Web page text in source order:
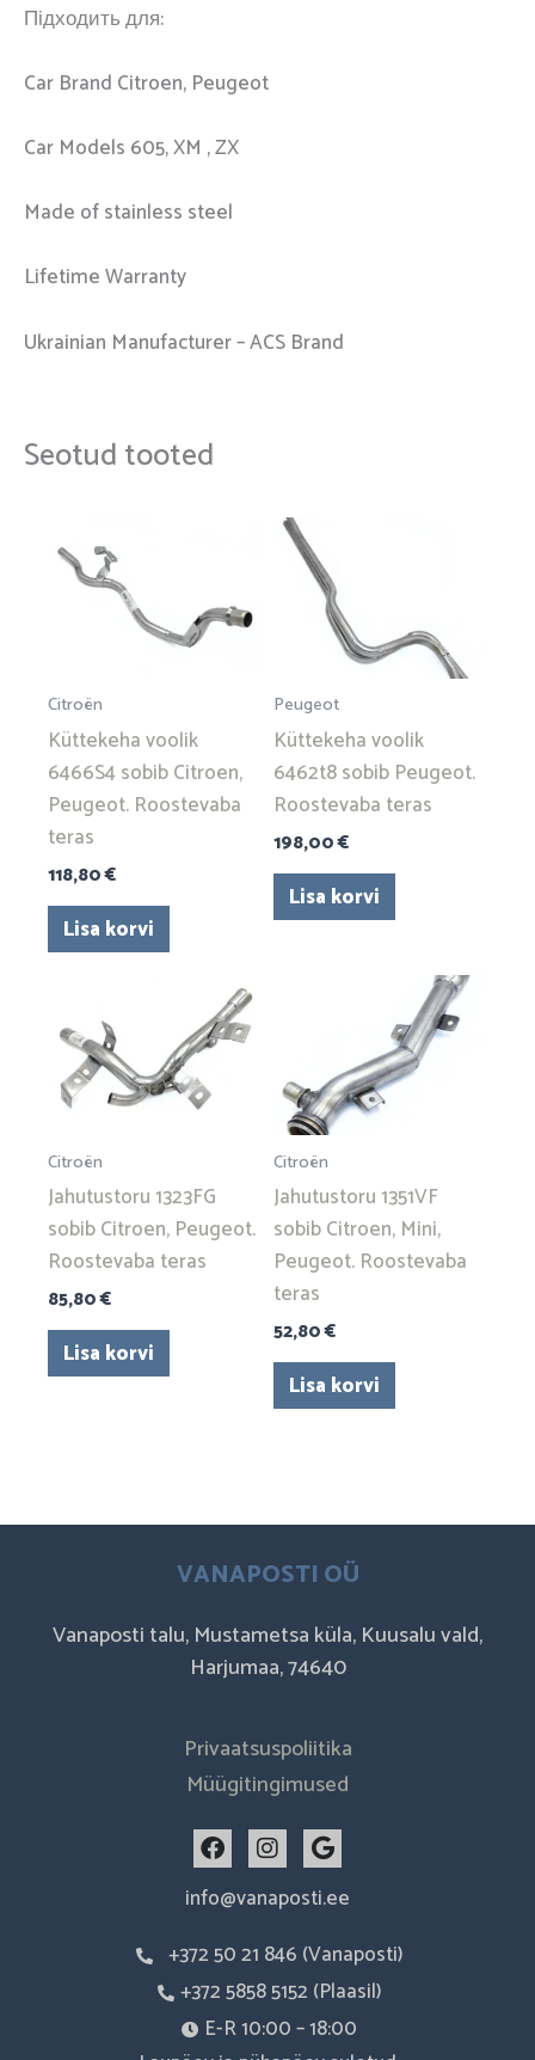
Підходить для:
Car Brand Citroen, Peugeot
Car Models 605, XM , ZX
Made of stainless steel
Lifetime Warranty
Ukrainian Manufacturer – ACS Brand
Seotud tooted
Citroën
Küttekeha voolik
6466S4 sobib Citroen,
Peugeot. Roostevaba
teras
118,80€
Lisa korvi
Peugeot
Küttekeha voolik
6462t8 sobib Peugeot.
Roostevaba teras
198,00€
Lisa korvi
Citroën
Jahutustoru 1323FG
sobib Citroen, Peugeot.
Roostevaba teras
85,80€
Lisa korvi
Citroën
Jahutustoru 1351VF
sobib Citroen, Mini,
Peugeot. Roostevaba
teras
52,80€
Lisa korvi
VANAPOSTI OÜ
Vanaposti talu, Mustametsa küla, Kuusalu vald,
Harjumaa, 74640
Privaatsuspoliitika
Müügitingimused
F
a
c
e
o
o
k
I
n
s
t
g
r
a
m
G
o
o
g
e
info@vanaposti.ee
+372 50 21 846 (Vanaposti)
+372 5858 5152 (Plaasil)
E-R 10:00 – 18:00